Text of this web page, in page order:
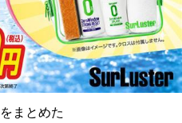
をまとめた